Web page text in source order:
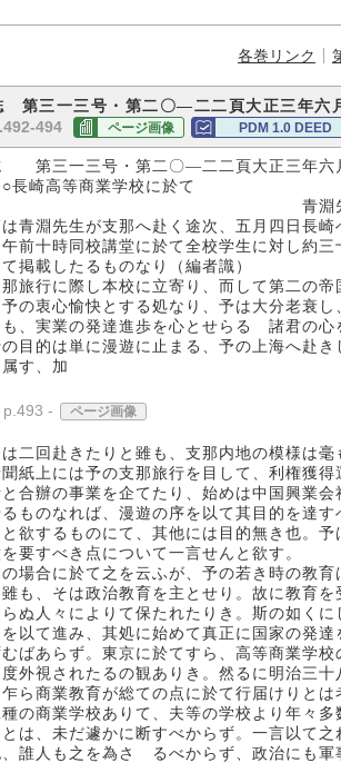
各巻リンク
第三一三号・第二〇―二二頁大正三年
494 ページ画像 PDM 1.0 DEED
第三一三号・第二〇―二二頁大正三年六
等商業学校に於て
淵先
淵先生が支那へ赴く途次、五月四日長崎
前十時同校講堂に於て全校学生に対し約
掲載したるものなり（編者識）
旅行に際し本校に立寄り、而して第二の
の衷心愉快とする処なり、予は大分老衰
、実業の発達進歩を心とせらるゝ諸君の
目的は単に漫遊に止まる、予の上海へ赴
す、加
- ページ画像
二回赴きたりと雖も、支那内地の模様は
紙上には予の支那旅行を目して、利権獲
合辦の事業を企てたり、始めは中国興業
るものなれば、漫遊の序を以て其目的を達
欲するものにて、其他には目的無き也。
要すべき点について一言せんと欲す。
場合に於て之を云ふが、予の若き時の教
も、そは政治教育を主とせり。故に教育
ぬ人々によりて保たれたりき。斯の如く
以て進み、其処に始めて真正に国家の発
ばあらず。東京に於てすら、高等商業学
外視されたるの観ありき。然るに明治三
乍ら商業教育が総ての点に於て行届けりと
の商業学校ありて、夫等の学校より年々
は、未だ遽かに断すべからず。一言以て
誰人も之を為さゞるべからず、政治にも